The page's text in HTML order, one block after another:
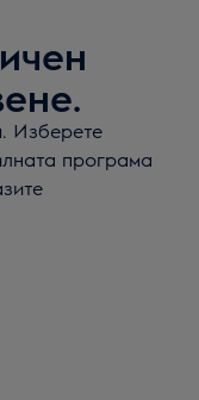
Изберете
програма